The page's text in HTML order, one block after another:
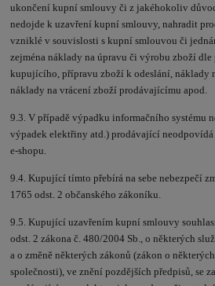
ukončení kupní smlouvy či z jakéhokoliv
nedojde k uzavření kupní smlouvy, nahradit
vzniklé v souvislosti s kupní smlouvou či
zejména náklady na úpravu či výrobu zboží dle
kupujícího, přípravu zboží k odeslání, náklady
náklady na vrácení zboží prodávajícímu apod.
9.3. V případě výpadku informačního systému
výpadek elektřiny atd.) prodávající
e-shopu.
9.4. Kupující tímto přebírá na sebe nebezpečí
1765 odst. 2 občanského zákoníku.
9.5. Kupující uzavřením kupní smlouvy
odst. 2 zákona č. 480/2004 Sb., o některých
a o změně některých zákonů (zákon o
společnosti), ve znění pozdějších předpisů, se